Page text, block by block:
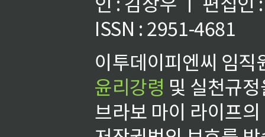
ISSN : 2951-4681
이투데이피엔씨 임
윤리강령 및 실천규
브라보 마이 라이프